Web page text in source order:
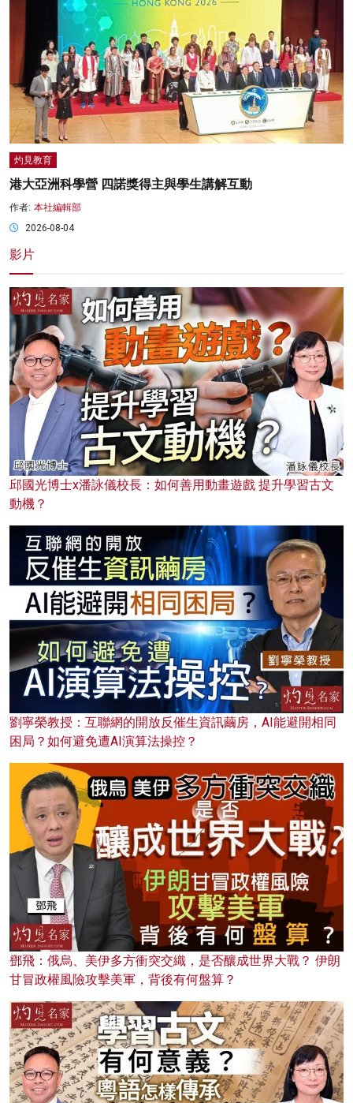
灼見教育
港大亞洲科學營 四諾獎得主與學生講解互動
作者: 本社編輯部
2026-08-04
影片
邱國光博士x潘詠儀校長：如何善用動畫遊戲 提升學習古文
動機？
劉寧榮教授：互聯網的開放反催生資訊繭房，AI能避開相同
困局？如何避免遭AI演算法操控？
鄧飛：俄烏、美伊多方衝突交織，是否釀成世界大戰？ 伊朗
甘冒政權風險攻擊美軍，背後有何盤算？